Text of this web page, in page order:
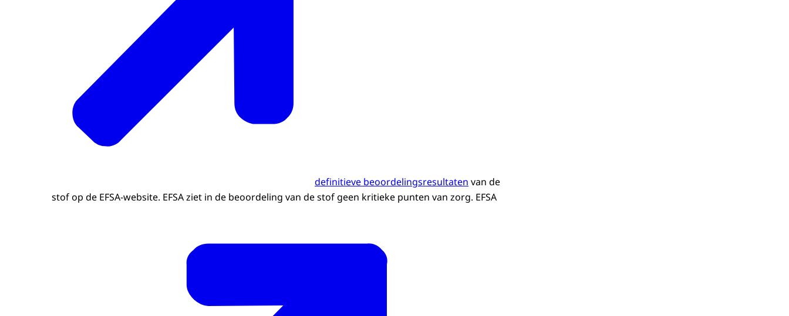
definitieve beoordelingsresultaten van de
stof op de EFSA-website. EFSA ziet in de beoordeling van de stof geen kritieke punten van zorg. EFSA